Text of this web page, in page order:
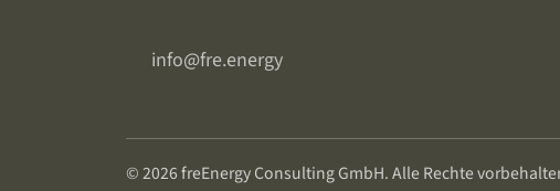
info@fre.energy
© 2026 freEnergy Consulting GmbH. Alle Rechte